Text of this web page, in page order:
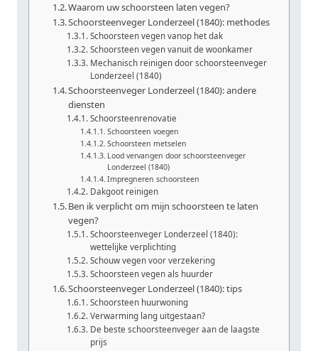
Waarom uw schoorsteen laten vegen?
Schoorsteenveger Londerzeel (1840): methodes
Schoorsteen vegen vanop het dak
Schoorsteen vegen vanuit de woonkamer
Mechanisch reinigen door schoorsteenveger
Londerzeel (1840)
Schoorsteenveger Londerzeel (1840): andere
diensten
Schoorsteenrenovatie
Schoorsteen voegen
Schoorsteen metselen
Lood vervangen door schoorsteenveger
Londerzeel (1840)
Impregneren schoorsteen
Dakgoot reinigen
Ben ik verplicht om mijn schoorsteen te laten
vegen?
Schoorsteenveger Londerzeel (1840):
wettelijke verplichting
Schouw vegen voor verzekering
Schoorsteen vegen als huurder
Schoorsteenveger Londerzeel (1840): tips
Schoorsteen huurwoning
Verwarming lang uitgestaan?
De beste schoorsteenveger aan de laagste
prijs